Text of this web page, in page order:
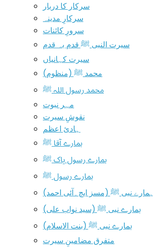
سرکار کا دربار
سرکارِ مدینہ
سرورِ کائنات
سیرت النبی ﷺ قدم بہ قدم
سیرت کہانیاں
محمد ﷺ (منظوم)
محمد رسول اللہ ﷺ
مہر نبوت
نقوشِ سیرت
ہادیٔ اعظم
ہمارے آقا ﷺ
ہمارے رسول پاک ﷺ
ہمارے رسول ﷺ
ہمارے نبی ﷺ (مسز ایچ۔آئی احمد)
ہمارے نبی ﷺ (سید نواب علی)
ہمارے نبی ﷺ (بنت الاسلام)
متفرق مضامینِ سیرت